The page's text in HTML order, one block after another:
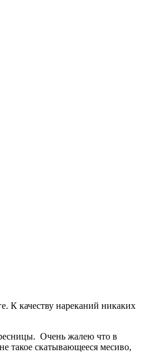
К качеству нареканий никаких
Очень жалею что в
такое скатывающееся месиво,